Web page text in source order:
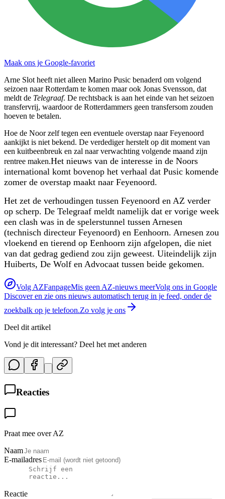
Maak ons je Google-favoriet
Arne Slot heeft niet alleen Marino Pusic benaderd om volgend
seizoen naar Rotterdam te komen maar ook Jonas Svensson, dat
meldt de Telegraaf. De rechtsback is aan het einde van het seizoen
transfervrij, waardoor de Rotterdammers geen transfersom zouden
hoeven te betalen.
Hoe de Noor zelf tegen een eventuele overstap naar Feyenoord
aankijkt is niet bekend. De verdediger herstelt op dit moment van
een kuitbeenbreuk en zal naar verwachting volgende maand zijn
rentree maken.Het nieuws van de interesse in de Noors
international komt bovenop het verhaal dat Pusic komende
zomer de overstap maakt naar Feyenoord.
Het zet de verhoudingen tussen Feyenoord en AZ verder
op scherp. De Telegraaf meldt namelijk dat er vorige week
een clash was in de spelerstunnel tussen Arnesen
(technisch directeur Feyenoord) en Eenhoorn. Arnesen zou
vloekend en tierend op Eenhoorn zijn afgelopen, die niet
van dat gedrag gediend zou zijn geweest. Uiteindelijk zijn
Huiberts, De Wolf en Advocaat tussen beide gekomen.
Volg AZFanpageMis geen AZ-nieuws meerVolg ons in Google
Discover en zie ons nieuws automatisch terug in je feed, onder de
zoekbalk op je telefoon.Zo volg je ons
Deel dit artikel
Vond je dit interessant? Deel het met anderen
Reacties
Praat mee over AZ
Naam
E-mailadres
Reactie